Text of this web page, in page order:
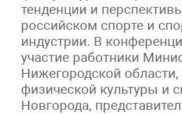
тенденции и
российском спорте и
индустрии. В
участие работники
Нижегородской
физической культуры и
Новгорода,